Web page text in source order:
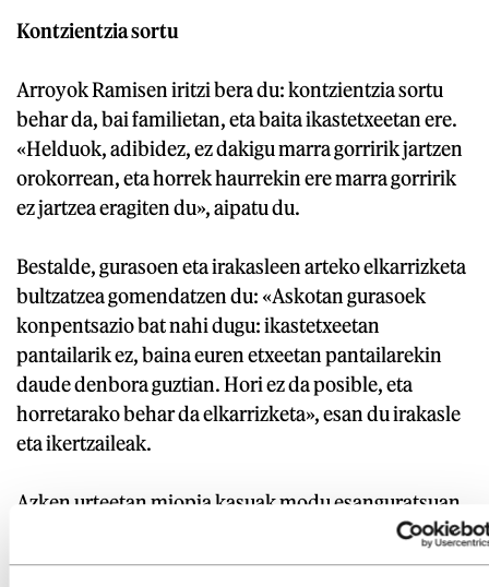
Kontzientzia sortu
Arroyok Ramisen iritzi bera du: kontzientzia sortu
behar da, bai familietan, eta baita ikastetxeetan ere.
«Helduok, adibidez, ez dakigu marra gorririk jartzen
orokorrean, eta horrek haurrekin ere marra gorririk
ez jartzea eragiten du», aipatu du.
Bestalde, gurasoen eta irakasleen arteko elkarrizketa
bultzatzea gomendatzen du: «Askotan gurasoek
konpentsazio bat nahi dugu: ikastetxeetan
pantailarik ez, baina euren etxeetan pantailarekin
daude denbora guztian. Hori ez da posible, eta
horretarako behar da elkarrizketa», esan du irakasle
eta ikertzaileak.
Azken urteetan miopia kasuak modu esanguratsuan
igo dira mundu osoan, eta Laura Kortazarrek uste du
geroz eta «gertuko lan» gehiago egiten delako dela